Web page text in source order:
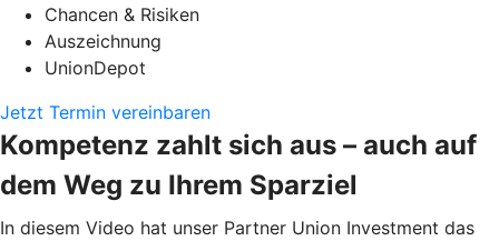
Chancen & Risiken
Auszeichnung
UnionDepot
Jetzt Termin vereinbaren
Kompetenz zahlt sich aus – auch auf
dem Weg zu Ihrem Sparziel
In diesem Video hat unser Partner Union Investment das